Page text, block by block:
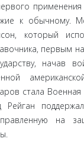
к обычному.
который
первым
начав
стала
на